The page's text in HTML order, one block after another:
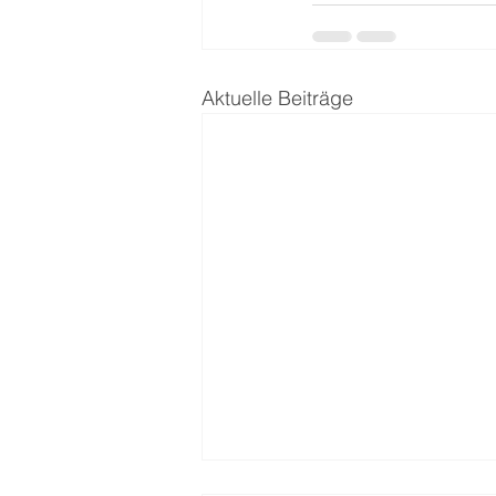
Aktuelle Beiträge